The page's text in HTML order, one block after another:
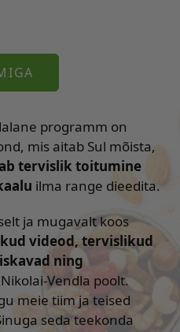
programm on
mis aitab Sul mõista,
tervislik toitumine
ilma range dieedita.
ja mugavalt koos
videod, tervislikud
ning
Nikolai-Vendla poolt.
meie tiim ja teised
seda teekonda